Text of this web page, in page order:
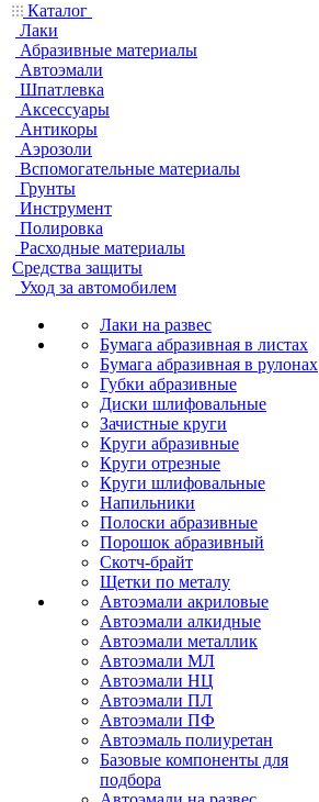
Каталог
Лаки
Абразивные материалы
Автоэмали
Шпатлевка
Аксессуары
Антикоры
Аэрозоли
Вспомогательные материалы
Грунты
Инструмент
Полировка
Расходные материалы
Средства защиты
Уход за автомобилем
Лаки на развес
Бумага абразивная в листах
Бумага абразивная в рулонах
Губки абразивные
Диски шлифовальные
Зачистные круги
Круги абразивные
Круги отрезные
Круги шлифовальные
Напильники
Полоски абразивные
Порошок абразивный
Скотч-брайт
Щетки по металу
Автоэмали акриловые
Автоэмали алкидные
Автоэмали металлик
Автоэмали МЛ
Автоэмали НЦ
Автоэмали ПЛ
Автоэмали ПФ
Автоэмаль полиуретан
Базовые компоненты для
подбора